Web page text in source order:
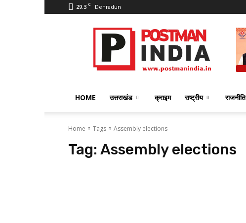
29.3 C Dehradun
PostmanIndia
HOME उत्तराखंड क्राइम राष्ट्रीय राजनीति
Home Tags Assembly elections
Tag: Assembly elections